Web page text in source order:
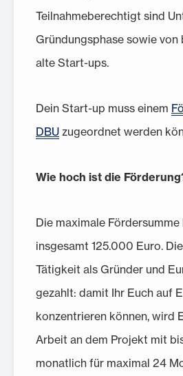
Teilnahmeberechtigt sind
Gründungsphase sowie von
alte Start-ups.
Dein Start-up muss einem
DBU zugeordnet werden
Wie hoch ist die
Die maximale
insgesamt 125.000 Euro.
Tätigkeit als Gründer und
gezahlt: damit Ihr Euch auf
konzentrieren können, wird
Arbeit an dem Projekt mit
monatlich für maximal 24